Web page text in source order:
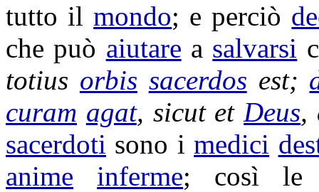
tutto ilmondo; e perciò
che può aiutare a salvarsi
totius orbis sacerdos est;
curam agat, sicut etDeus,
sacerdoti sono imedici
anime
inferme; così